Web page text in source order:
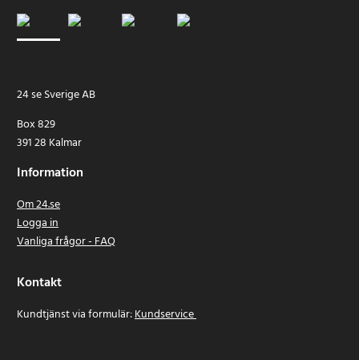
24 se Sverige AB
Box 829
391 28 Kalmar
Information
Om 24.se
Logga in
Vanliga frågor - FAQ
Kontakt
Kundtjänst via formulär:Kundservice